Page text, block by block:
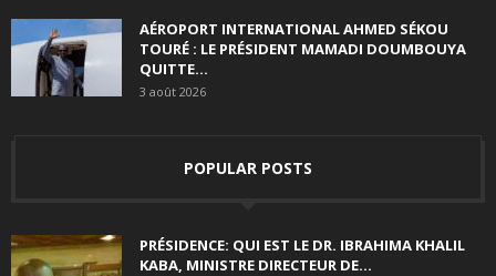
AÉROPORT INTERNATIONAL AHMED SÉKOU
TOURÉ : LE PRÉSIDENT MAMADI DOUMBOUYA
QUITTE...
3 août 2026
POPULAR POSTS
PRÉSIDENCE: QUI EST LE DR. IBRAHIMA KHALIL
KABA, MINISTRE DIRECTEUR DE...